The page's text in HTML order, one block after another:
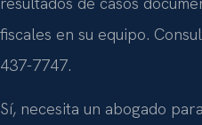
fiscales en su equipo.
437-7747.
Sí, necesita un abogado